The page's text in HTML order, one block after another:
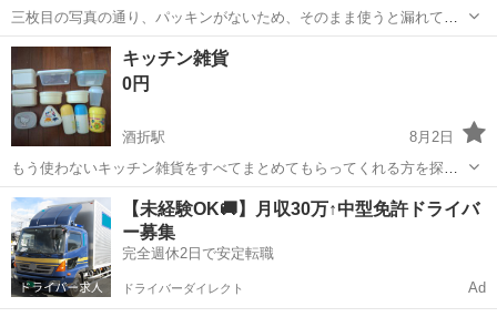
三枚目の写真の通り、パッキンがないため、そのまま使うと漏れてし
まいます。 ぴったりのものを見つけてもらって、使っていただければ
と思います。 とても可愛いデザインで、持ち運びにもいいサイズなの
で、もらってくださる方がいれば嬉し...
山梨 甲府市 家庭用品
キッチン雑貨
0円
酒折駅
8月2日
もう使わないキッチン雑貨をすべてまとめてもらってくれる方を探し
ています。 かなりランダムですが、どこかの施設やご家庭で使ってい
ただけると嬉しいです。 ・小さいタッパー ・箸(ケースありのものと
無いものがあります。未使用のもの...
山梨 甲府市 酒折駅 家庭用品
【未経験OK🚚】月収30万↑中型免許ドライバ
ー募集
完全週休2日で安定転職
ドライバーダイレクト Ad